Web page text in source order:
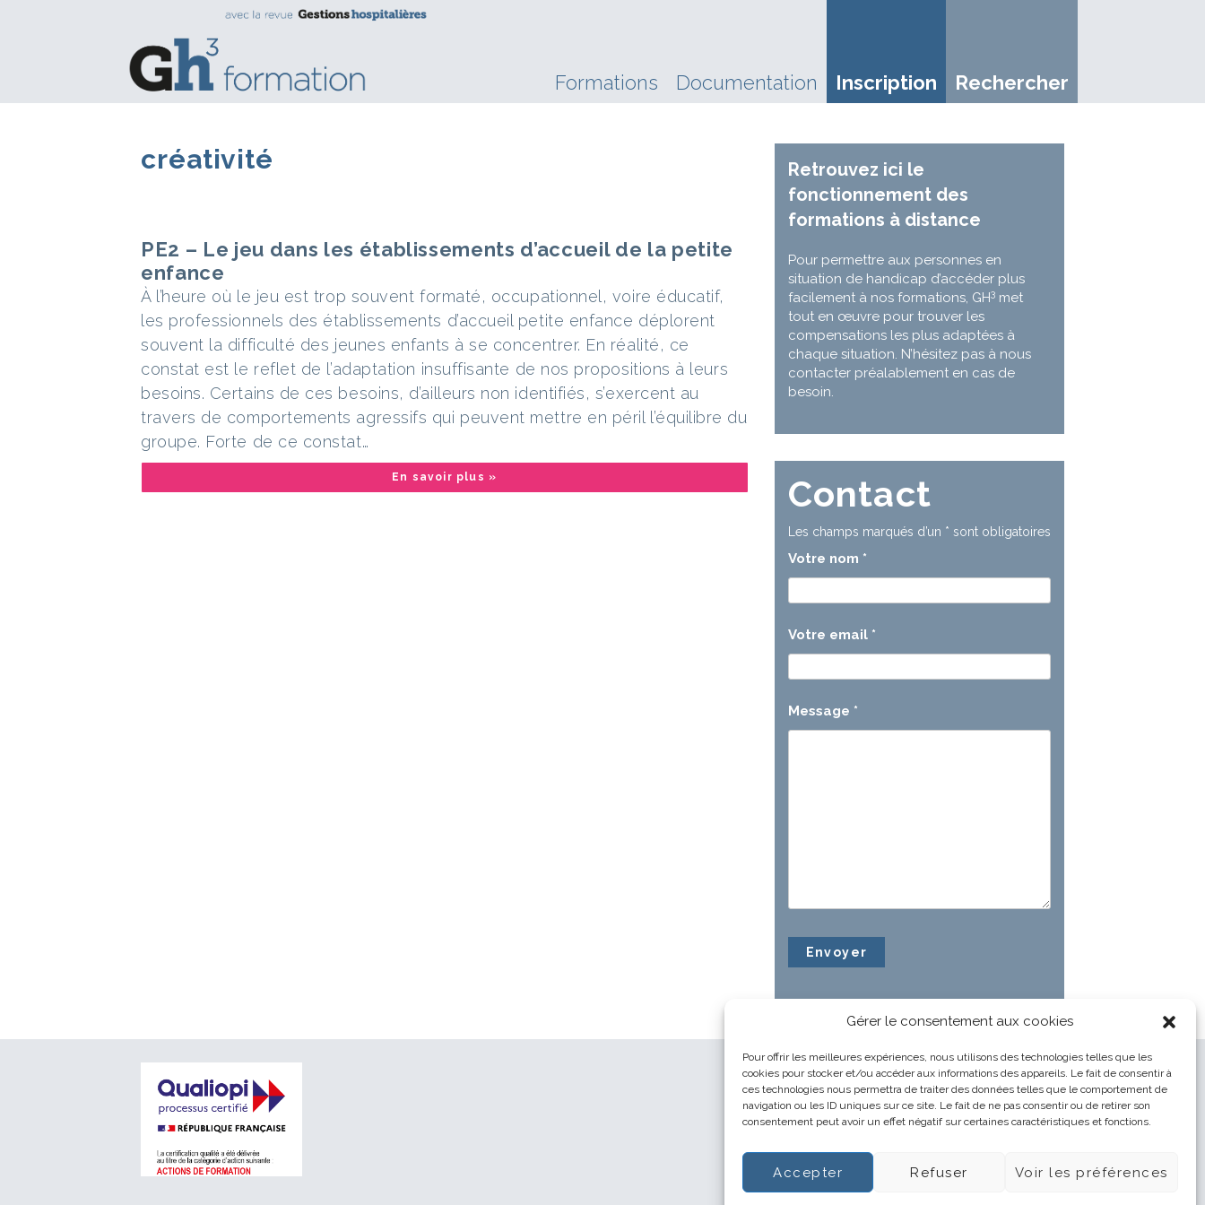
Gérer le consentement aux cookies
Pour offrir les meilleures expériences, nous utilisons des technologies telles que les
cookies pour stocker et/ou accéder aux informations des appareils. Le fait de consentir à
ces technologies nous permettra de traiter des données telles que le comportement de
navigation ou les ID uniques sur ce site. Le fait de ne pas consentir ou de retirer son
consentement peut avoir un effet négatif sur certaines caractéristiques et fonctions.
Accepter Refuser Voir les préférences
Formations Documentation Inscription Rechercher
créativité
PE2 – Le jeu dans les établissements d’accueil de la petite
enfance
À l’heure où le jeu est trop souvent formaté, occupationnel, voire éducatif,
les professionnels des établissements d’accueil petite enfance déplorent
souvent la difficulté des jeunes enfants à se concentrer. En réalité, ce
constat est le reflet de l’adaptation insuffisante de nos propositions à leurs
besoins. Certains de ces besoins, d’ailleurs non identifiés, s’exercent au
travers de comportements agressifs qui peuvent mettre en péril l’équilibre du
groupe. Forte de ce constat…
En savoir plus »
Retrouvez ici le
fonctionnement des
formations à distance
Pour permettre aux personnes en
situation de handicap d’accéder plus
facilement à nos formations, GH3met
tout en œuvre pour trouver les
compensations les plus adaptées à
chaque situation. N’hésitez pas à nous
contacter préalablement en cas de
besoin.
Contact
Les champs marqués d’un * sont obligatoires
Votre nom *
Votre email *
Message *